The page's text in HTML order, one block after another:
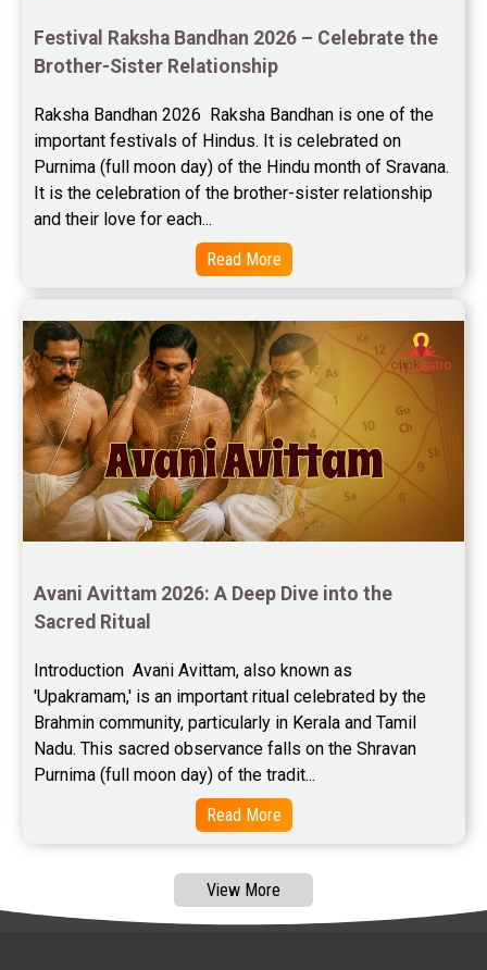
Saturn Transit Predictions Reviews
Yoga Predictions Reviews
Rahu Ketu Transit Predictions Reviews
Jupiter Transit Predictions Reviews
Free Horoscope Reviews
Free Horoscope Compatibility Reviews
Free Career Horoscope Reviews
Stock Market Predictions Reviews
Free Wealth Horoscope Reviews
Free Marriage Horoscope Reviews
Free Star Horoscope Reviews
Baby Names Reviews
Free Chinese Compatibility Reviews
Free Feng Shui Reviews
Free Panchanga Predictions Reviews
Astrology Consultancy Reviews
Free Janam Kundali Reviews
Free Astrology Reviews
Festival Raksha Bandhan 2026 – Celebrate the
Brother-Sister Relationship
Raksha Bandhan 2026  Raksha Bandhan is one of the
important festivals of Hindus. It is celebrated on
Purnima (full moon day) of the Hindu month of Sravana.
It is the celebration of the brother-sister relationship
and their love for each...
Read More
Avani Avittam 2026: A Deep Dive into the
Sacred Ritual
Introduction  Avani Avittam, also known as
'Upakramam,' is an important ritual celebrated by the
Brahmin community, particularly in Kerala and Tamil
Nadu. This sacred observance falls on the Shravan
Purnima (full moon day) of the tradit...
Read More
View More